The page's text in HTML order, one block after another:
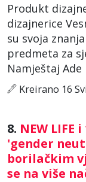
Produkt
dizajnerice
su svoja
predmeta za
Namještaj Ade
Kreirano 16
8. NEW LIFE
'gender
borilačkim
se na više